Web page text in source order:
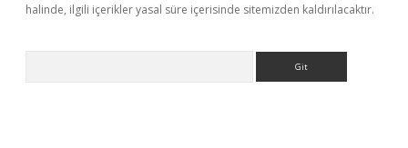
halinde, ilgili içerikler yasal süre içerisinde sitemizden kaldırılacaktır.